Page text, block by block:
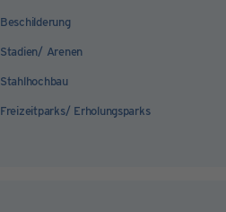
Beschilderung
Stadien/ Arenen
Stahlhochbau
Freizeitparks/ Erholungsparks